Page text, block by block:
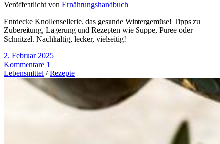
Veröffentlicht von Ernährungshandbuch
Entdecke Knollensellerie, das gesunde Wintergemüse! Tipps zu
Zubereitung, Lagerung und Rezepten wie Suppe, Püree oder
Schnitzel. Nachhaltig, lecker, vielseitig!
2. Februar 2025
Kommentare 1
Lebensmittel /Rezepte